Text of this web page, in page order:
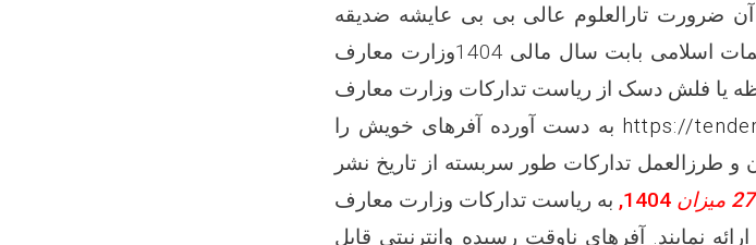
متر با ملحقات آن ضرورت تارالعلوم عالی بی بی عایشه ضدیقه
اسلامی بابت سال مالی 1404وزارت معارف
یا فلش دسک از ریاست تدارکات وزارت معارف
https:// به دست آورده آفرهای خویش را
طرزالعمل تدارکات طور سربسته از تاریخ نشر
27 میزان , به ریاست تدارکات وزارت معارف
نمایند. آفرهای ناوقت رسیده وانترنیتی قابل